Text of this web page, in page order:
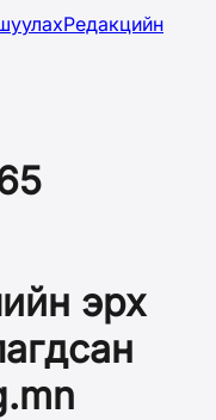
Редакцийн
эрх